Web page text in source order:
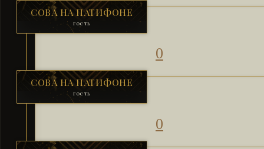
СОВА НА ПАТИФОНЕ
гость
0
СОВА НА ПАТИФОНЕ
гость
0